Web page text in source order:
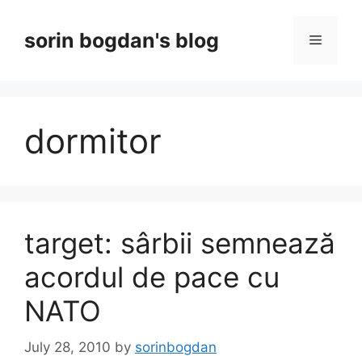
contentsorin bogdan's blog Menu
dormitor
target: sârbii semnează
acordul de pace cu
NATO
July 28, 2010 by sorinbogdan